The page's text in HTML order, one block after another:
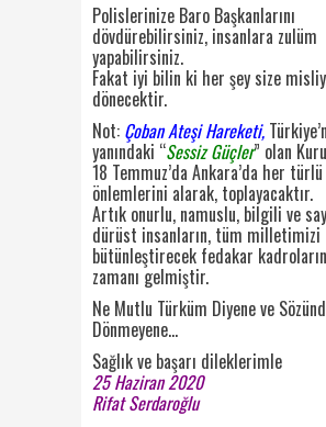
Polislerinize Baro Başkanlarını
dövdürebilirsiniz, insanlara zulüm
yapabilirsiniz.
Fakat iyi bilin ki her şey size
dönecektir.
Not: Çoban Ateşi Hareketi,
yanındaki “Sessiz Güçler” olan
18 Temmuz’da Ankara’da her
önlemlerini alarak, toplayacaktır.
Artık onurlu, namuslu, bilgili ve
dürüst insanların, tüm milletimizi
bütünleştirecek fedakar
zamanı gelmiştir.
Ne Mutlu Türküm Diyene ve
Dönmeyene…
Sağlık ve başarı dileklerimle
25 Haziran 2020
Rifat Serdaroğlu